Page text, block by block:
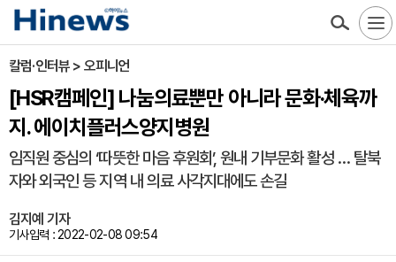
칼럼·인터뷰 > 오피니언
[HSR캠페인] 나눔의료뿐만 아니라 문화‧체육까
지. 에이치플러스양지병원
임직원 중심의 ‘따뜻한 마음 후원회’, 원내 기부문화 활성 … 탈북
자와 외국인 등 지역 내 의료 사각지대에도 손길
김지예 기자
기사입력 : 2022-02-08 09:54